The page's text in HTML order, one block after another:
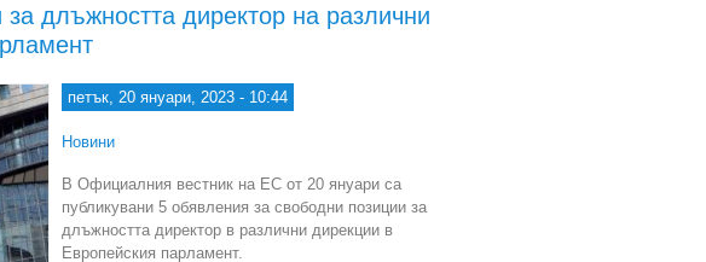
длъжността директор на различни
петък, 20 януари, 2023 - 10:44
Новини
В Официалния вестник на ЕС от 20 януари са
публикувани 5 обявления за свободни позиции за
длъжността директор в различни дирекции в
Европейския парламент.